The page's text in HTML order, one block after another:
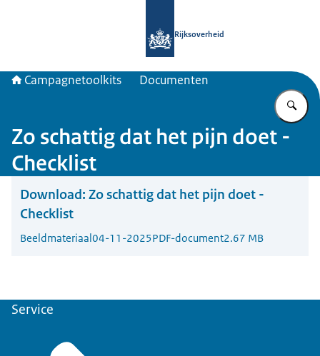
Rijksoverheid
Campagnetoolkits Documenten
Zo schattig dat het pijn doet -
Checklist
Download: Zo schattig dat het pijn doet -
Checklist
Beeldmateriaal04-11-2025PDF-document2.67 MB
Service